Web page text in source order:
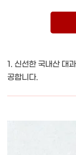
1. 신선한 국내산 대
공합니다.